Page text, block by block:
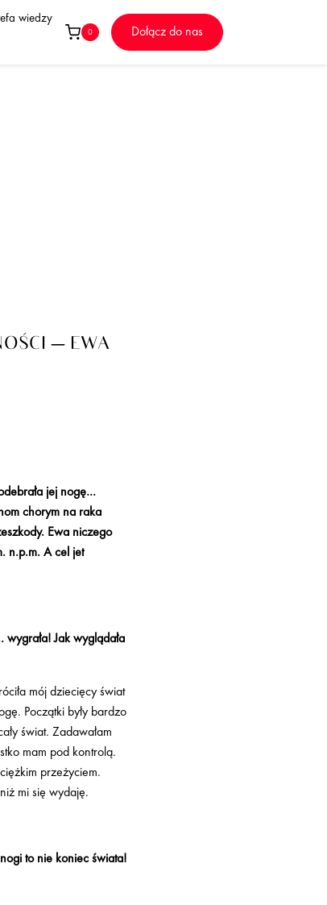
wiedzy
0 Dołącz do nas
– EWA
jej nogę…
chorym na raka
Ewa niczego
n.p.m. A cel jet
Jak wyglądała
mój dziecięcy świat
Początki były bardzo
świat. Zadawałam
mam pod kontrolą.
przeżyciem.
mi się wydaję.
to nie koniec świata!